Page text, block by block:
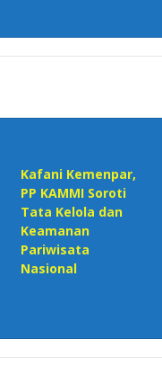
Kafani Kemenpar,
PP KAMMI Soroti
Tata Kelola dan
Keamanan
Pariwisata
Nasional‎